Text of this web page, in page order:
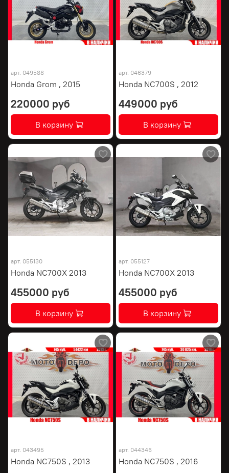
арт. 049588
Honda Grom , 2015
220000 руб
В корзину
арт. 046379
Honda NC700S , 2012
449000 руб
В корзину
арт. 055130
Honda NC700X 2013
455000 руб
В корзину
арт. 055127
Honda NC700X 2013
455000 руб
В корзину
арт. 043495
Honda NC750S , 2013
арт. 044346
Honda NC750S , 2016